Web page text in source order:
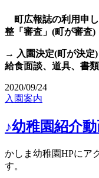
町広報誌の利用申
整「審査」(町が審査)
→ 入園決定(町が決
給食面談、道具、書
2020/09/24
入園案内
♪幼稚園紹介動
かしま幼稚園HPにア
す。